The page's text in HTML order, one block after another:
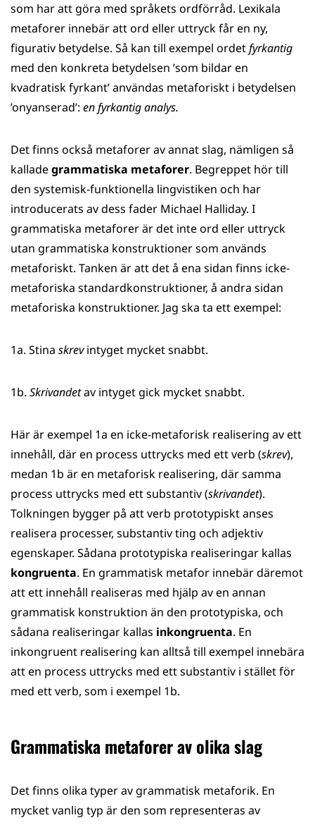
som har att göra med språkets ordförråd. Lexikala
metaforer innebär att ord eller uttryck får en ny,
figurativ betydelse. Så kan till exempel ordetfyrkantig
med den konkreta betydelsen ’som bildar en
kvadratisk fyrkant’ användas metaforiskt i betydelsen
’onyanserad’: en fyrkantig analys.
Det finns också metaforer av annat slag, nämligen så
kalladegrammatiska metaforer. Begreppet hör till
den systemisk-funktionella lingvistiken och har
introducerats av dess fader Michael Halliday. I
grammatiska metaforer är det inte ord eller uttryck
utan grammatiska konstruktioner som används
metaforiskt. Tanken är att det å ena sidan finns icke-
metaforiska standardkonstruktioner, å andra sidan
metaforiska konstruktioner. Jag ska ta ett exempel:
1a. Stina skrevintyget mycket snabbt.
1b. Skrivandetav intyget gick mycket snabbt.
Här är exempel 1a en icke-metaforisk realisering av ett
innehåll, där en process uttrycks med ett verb (skrev),
medan 1b är en metaforisk realisering, där samma
process uttrycks med ett substantiv (skrivandet).
Tolkningen bygger på att verb prototypiskt anses
realisera processer, substantiv ting och adjektiv
egenskaper. Sådana prototypiska realiseringar kallas
kongruenta. En grammatisk metafor innebär däremot
att ett innehåll realiseras med hjälp av en annan
grammatisk konstruktion än den prototypiska, och
sådana realiseringar kallas inkongruenta. En
inkongruent realisering kan alltså till exempel innebära
att en process uttrycks med ett substantiv i stället för
med ett verb, som i exempel 1b.
Grammatiska metaforer av olika slag
Det finns olika typer av grammatisk metaforik. En
mycket vanlig typ är den som representeras av